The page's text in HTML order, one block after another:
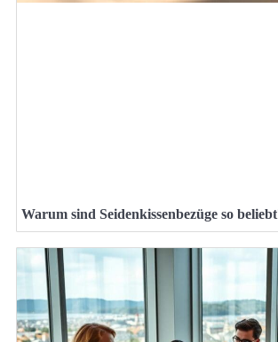
Warum sind Seidenkissenbezüge so